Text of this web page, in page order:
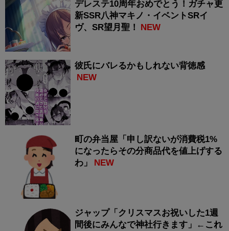
デレステ10周年おめでとう！ガチャ更
新SSR八神マキノ・イベントSRイ
ヴ、SR望月聖！
NEW
彼氏にバレるかもしれない背徳感
NEW
町の弁当屋「申し訳ないが消費税1%
になったらその分商品代を値上げする
わ」
NEW
ジャップ「クリスマスお祝いした1週
間後にみんなで神社行きます」←これ